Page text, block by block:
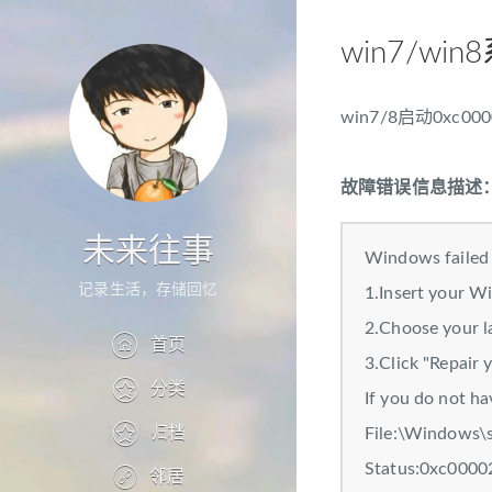
未来往事
记录生活，存储回忆
首页
分类
归档
邻居
win7/win8
win7/8启动
故障错误信息描述
Windows failed
1.Insert your
2.Choose your
3.Click "Repair
If you do not